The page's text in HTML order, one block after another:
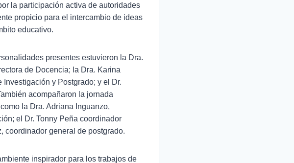
la participación activa de autoridades
propicio para el intercambio de ideas
educativo.
presentes estuvieron la Dra.
de Docencia; la Dra. Karina
Investigación y Postgrado; y el Dr.
acompañaron la jornada
la Dra. Adriana Inguanzo,
el Dr. Tonny Peña coordinador
coordinador general de postgrado.
inspirador para los trabajos de